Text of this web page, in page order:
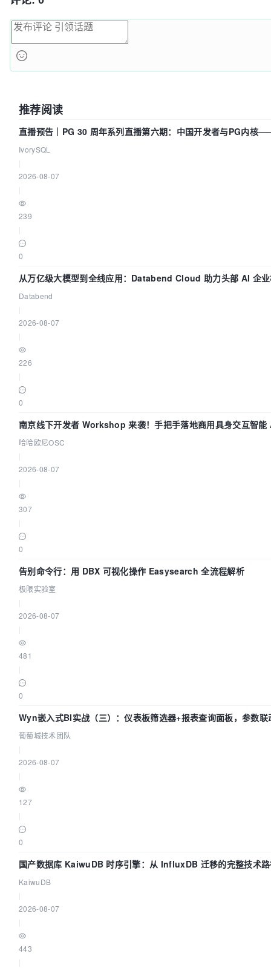
推荐阅读
直播预告｜PG 30 周年系列直播第六期：中国开发者与PG内核
吗？我们贡献了什么？
IvorySQL
2026-08-07
239
0
从万亿级大模型到全线应用：Databend Cloud 助力头部 AI 企
Trace 数据管道
Databend
2026-08-07
226
0
南京线下开发者 Workshop 来袭！手把手落地商用具身交互智
哈哈欧尼OSC
2026-08-07
307
0
告别命令行：用 DBX 可视化操作 Easysearch 全流程解析
极限实验室
2026-08-07
481
0
Wyn嵌入式BI实战（三）：仪表板筛选器+报表查询面板，参数联
葡萄城技术团队
2026-08-07
127
0
国产数据库 KaiwuDB 时序引擎：从 InfluxDB 迁移的完整技术
KaiwuDB
2026-08-07
443